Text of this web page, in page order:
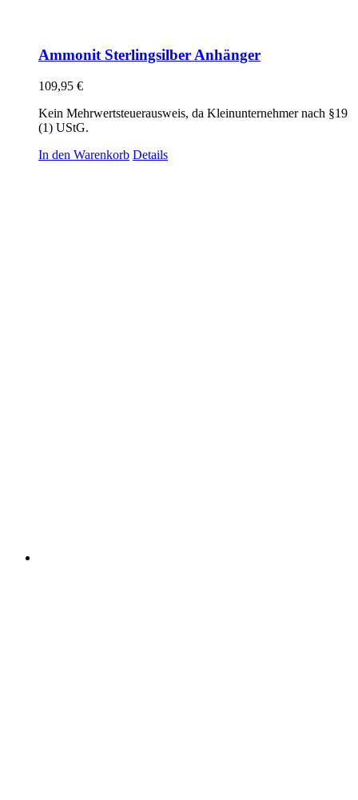
Ammonit Sterlingsilber Anhänger
109,95 €
Kein Mehrwertsteuerausweis, da Kleinunternehmer nach §19
(1) UStG.
In den Warenkorb Details